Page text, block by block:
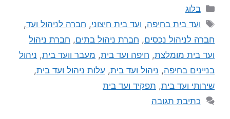
בלוג
ועד בית בחיפה, ועד בית חיצוני, חברה לניהול ועד,
חברה לניהול נכסים, חברת ניהול בתים, חברת ניהול
ועד בית מומלצת, חיפה ועד בית, מעבר וועד בית, ניהול
בניינים בחיפה, ניהול ועד בית, עלות ניהול ועד בית,
שירותי ועד בית, תפקיד ועד בית
כתיבת תגובה